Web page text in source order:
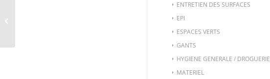
ENTRETIEN DES SURFACES
EPI
ESPACES VERTS
GANTS
HYGIENE GENERALE / DROGUERIE
MATERIEL